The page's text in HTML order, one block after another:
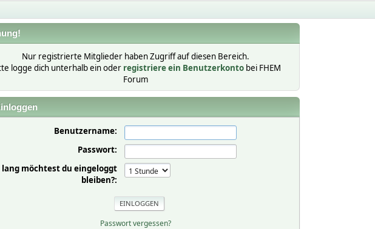
Nur registrierte Mitglieder haben Zugriff auf diesen Bereich.
logge dich unterhalb ein oder registriere ein Benutzerkontobei FHEM
Forum
Benutzername:
Passwort:
lang möchtest du eingeloggt
bleiben?:
Passwort vergessen?